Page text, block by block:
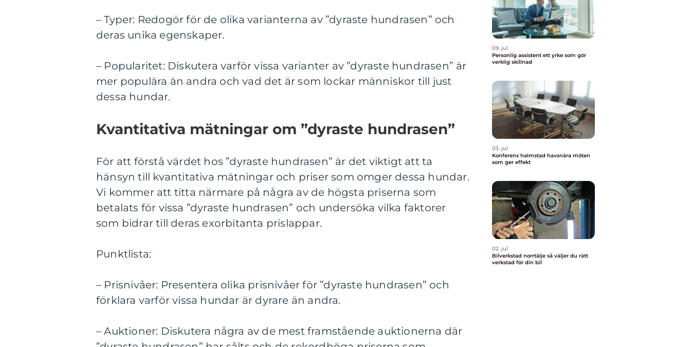
– Typer: Redogör för de olika varianterna av ”dyraste hundrasen” och
deras unika egenskaper.
– Popularitet: Diskutera varför vissa varianter av ”dyraste hundrasen” är
mer populära än andra och vad det är som lockar människor till just
dessa hundar.
Kvantitativa mätningar om ”dyraste hundrasen”
För att förstå värdet hos ”dyraste hundrasen” är det viktigt att ta
hänsyn till kvantitativa mätningar och priser som omger dessa hundar.
Vi kommer att titta närmare på några av de högsta priserna som
betalats för vissa ”dyraste hundrasen” och undersöka vilka faktorer
som bidrar till deras exorbitanta prislappar.
Punktlista:
– Prisnivåer: Presentera olika prisnivåer för ”dyraste hundrasen” och
förklara varför vissa hundar är dyrare än andra.
– Auktioner: Diskutera några av de mest framstående auktionerna där
09. jul
Personlig assistent ett yrke som gör
verklig skillnad
03. jul
Konferens halmstad havsnära möten
som ger effekt
02. jul
Bilverkstad norrtälje så väljer du rätt
verkstad för din bil